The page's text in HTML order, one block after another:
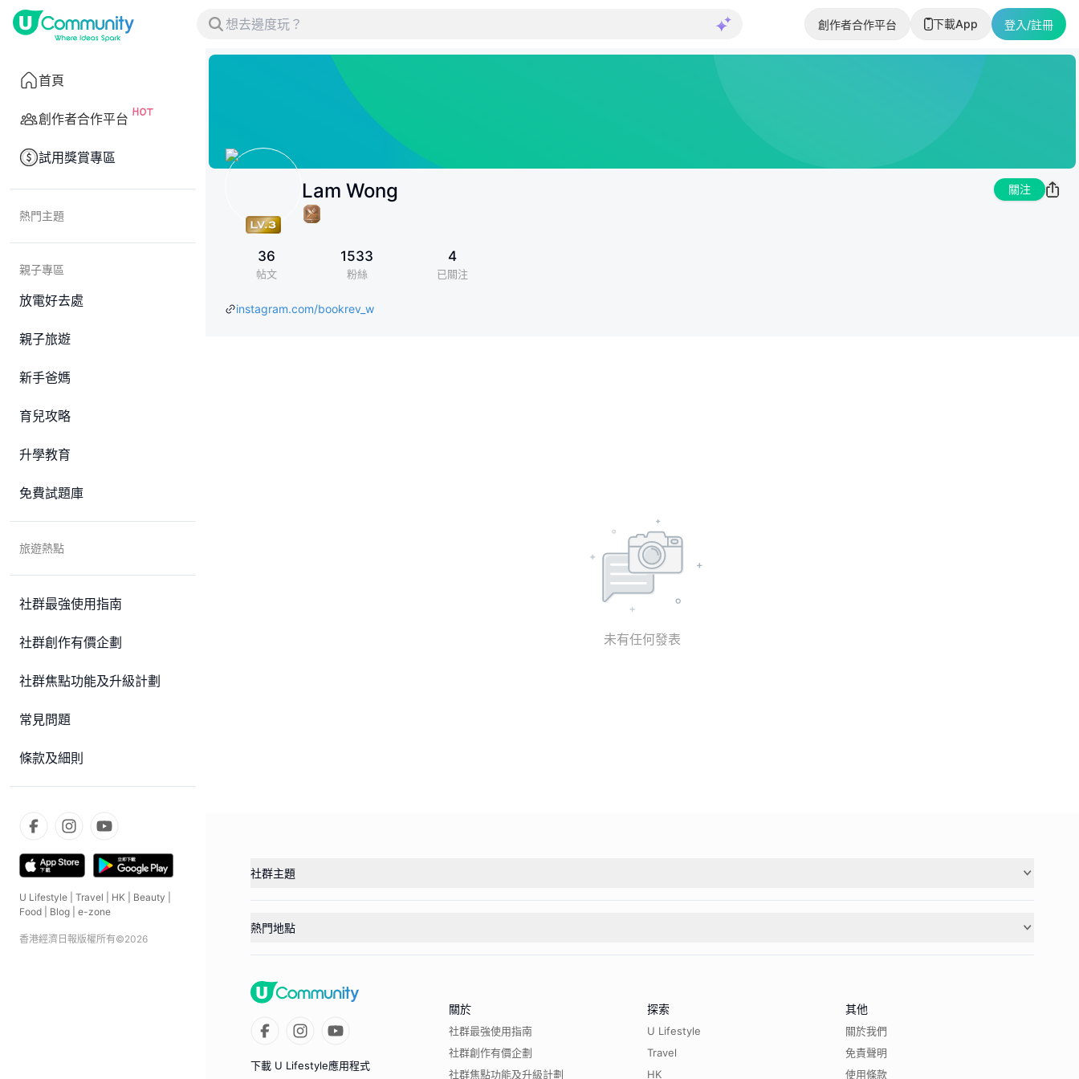
創作者合作平台 下載App 登入/註冊
首頁
創作者合作平台
試用獎賞專區
熱門主題
親子專區
放電好去處
親子旅遊
新手爸媽
育兒攻略
升學教育
免費試題庫
旅遊熱點
社群最強使用指南
社群創作有價企劃
社群焦點功能及升級計劃
常見問題
條款及細則
U Lifestyle Travel HK Beauty
Food
Blog e-zone
香港經濟日報版權所有©2026
Lam Wong 關注
36
帖文
1533
粉絲
4
已關注
instagram.com/bookrev_w
未有任何發表
社群主題
熱門地點
下載 U Lifestyle應用程式
關於
社群最強使用指南
社群創作有價企劃
社群焦點功能及升級計劃
探索
U Lifestyle
Travel
HK
其他
關於我們
免責聲明
使用條款